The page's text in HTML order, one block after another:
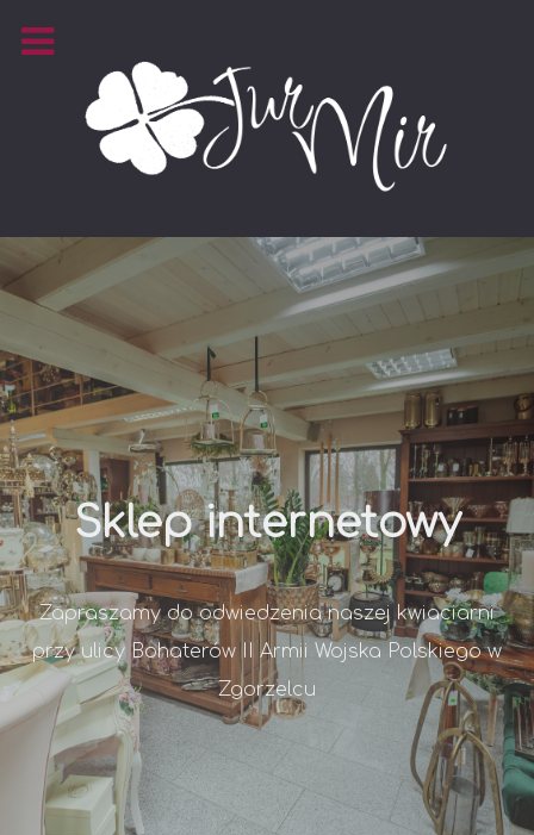
Sklep internetowy
Zapraszamy do odwiedzenia naszej kwiaciarni
przy ulicy Bohaterów II Armii Wojska Polskiego w
Zgorzelcu